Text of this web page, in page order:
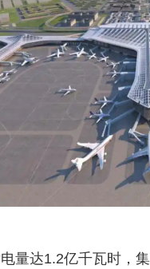
量达1.2亿千瓦时，